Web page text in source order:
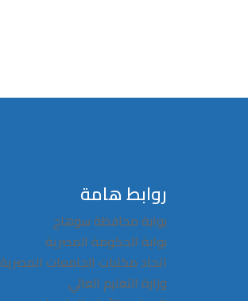
روابط هامة
بوابة محافظة سوهاج
بوابة الحكومة المصرية
اتحاد مكتبات الجامعات المصرية
وزارة التعليم العالي